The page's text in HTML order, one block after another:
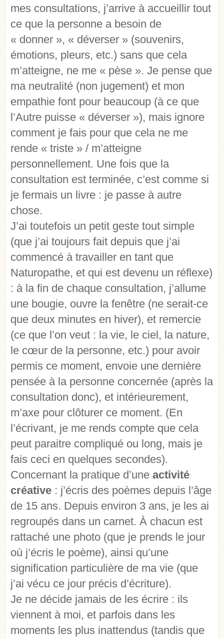
mes consultations, j’arrive à accueillir tout
ce que la personne a besoin de
« donner », « déverser » (souvenirs,
émotions, pleurs, etc.) sans que cela
m’atteigne, ne me « pèse ». Je pense que
ma neutralité (non jugement) et mon
empathie font pour beaucoup (à ce que
l’Autre puisse « déverser »), mais ignore
comment je fais pour que cela ne me
rende « triste » / m’atteigne
personnellement. Une fois que la
consultation est terminée, c’est comme si
je fermais un livre : je passe à autre
chose.
J’ai toutefois un petit geste tout simple
(que j’ai toujours fait depuis que j’ai
commencé à travailler en tant que
Naturopathe, et qui est devenu un réflexe)
: à la fin de chaque consultation, j’allume
une bougie, ouvre la fenêtre (ne serait-ce
que deux minutes en hiver), et remercie
(ce que l’on veut : la vie, le ciel, la nature,
le cœur de la personne, etc.) pour avoir
permis ce moment, envoie une dernière
pensée à la personne concernée (après la
consultation donc), et intérieurement,
m’axe pour clôturer ce moment. (En
l’écrivant, je me rends compte que cela
peut paraitre compliqué ou long, mais je
fais ceci en quelques secondes).
Concernant la pratique d’une activité
créative : j’écris des poèmes depuis l’âge
de 15 ans. Depuis environ 3 ans, je les ai
regroupés dans un carnet. À chacun est
rattaché une photo (que je prends le jour
où j’écris le poème), ainsi qu’une
signification particulière de ma vie (que
j’ai vécu ce jour précis d’écriture).
Je ne décide jamais de les écrire : ils
viennent à moi, et parfois dans les
moments les plus inattendus (tandis que